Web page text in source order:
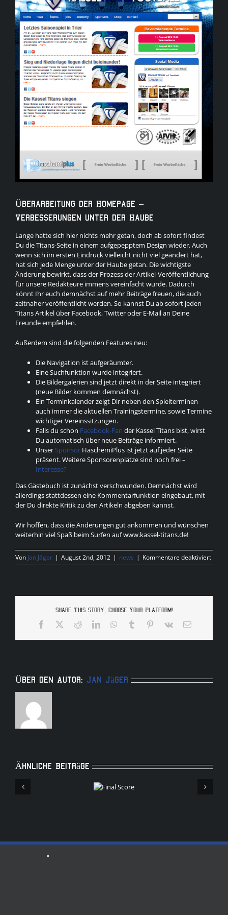
Bild
Überarbeitung der Homepage –
Verbesserungen unter der Haube
Lange hatte sich hier nichts mehr getan, doch ab sofort findest
Du die Titans-Seite in einem aufgepepptem Design wieder. Auch
wenn sich im ersten Eindruck vielleicht nicht viel geändert hat,
hat sich jede Menge unter der Haube getan. Die wichtigste
Änderung bewirkt, dass der Prozess der Artikel-Veröffentlichung
für unsere Redakteure immens vereinfacht wurde. Dadurch
könnt Ihr euch demnächst auf mehr Beiträge freuen, die auch
zeitnaher veröffentlicht werden. So kannst Du ab sofort jeden
Titans Artikel über Facebook, Twitter oder E-Mail an Deine
Freunde empfehlen.
Außerdem sind die folgenden Features neu:
Die Navigation ist aufgeräumter.
Eine Suchfunktion wurde integriert.
Die Bildergalerien sind jetzt direkt in der Seite integriert
(neue Bilder kommen demnächst).
Ein Terminkalender zeigt Dir neben den Spielterminen
auch immer die aktuellen Trainingstermine, sowie Termine
wichtiger Vereinssitzungen.
Falls du schon Facebook-Fan der Kassel Titans bist, wirst
Du automatisch über neue Beiträge informiert.
UnserSponsor HaschemiPlus ist jetzt auf jeder Seite
präsent. Weitere Sponsorenplätze sind noch frei –
Interesse?
Das Gästebuch ist zunächst verschwunden. Demnächst wird
allerdings stattdessen eine Kommentarfunktion eingebaut, mit
der Du direkte Kritik zu den Artikeln abgeben kannst.
Wir hoffen, dass die Änderungen gut ankommen und wünschen
weiterhin viel Spaß beim Surfen auf www.kassel-titans.de!
Von Jan Jäger | August 2nd, 2012 | news | Kommentare deaktiviertfür
Share This Story, Choose Your Platform!
Facebook RedditLinkedInWhatsApp
Tumblr Pinterest
Vk
E-
Über den Autor: Jan Jäger
Ähnliche Beiträge